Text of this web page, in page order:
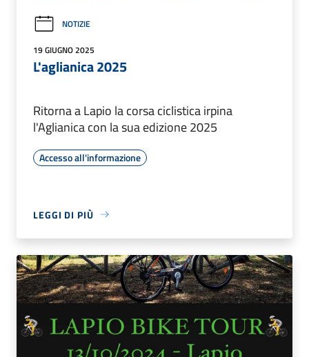
NOTIZIE
19 GIUGNO 2025
L'aglianica 2025
Ritorna a Lapio la corsa ciclistica irpina
l'Aglianica con la sua edizione 2025
Accesso all'informazione
LEGGI DI PIÙ